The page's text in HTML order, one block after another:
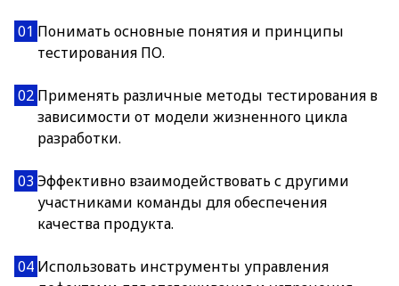
01 Понимать основные понятия и принципы
тестирования ПО.
02 Применять различные методы тестирования в
зависимости от модели жизненного цикла
разработки.
03 Эффективно взаимодействовать с другими
участниками команды для обеспечения
качества продукта.
04 Использовать инструменты управления